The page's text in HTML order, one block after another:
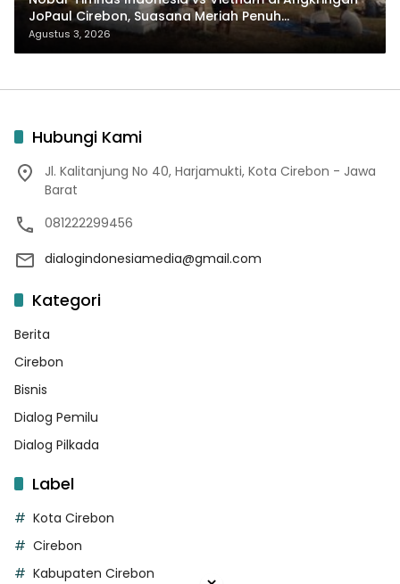
JoPaul Cirebon, Suasana Meriah Penuh
Nasionalisme
Agustus 3, 2026
Hubungi Kami
Jl. Kalitanjung No 40, Harjamukti, Kota Cirebon - Jawa
Barat
081222299456
dialogindonesiamedia@gmail.com
Kategori
Berita
Cirebon
Bisnis
Dialog Pemilu
Dialog Pilkada
Label
Kota Cirebon
Cirebon
Kabupaten Cirebon